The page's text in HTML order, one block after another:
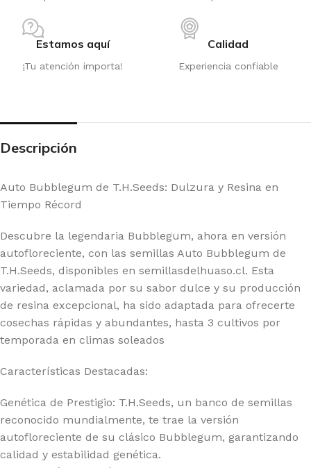
Estamos aquí
¡Tu atención importa!
Calidad
Experiencia confiable
Descripción
Auto Bubblegum de T.H.Seeds: Dulzura y Resina en
Tiempo Récord
Descubre la legendaria Bubblegum, ahora en versión
autofloreciente, con las semillas Auto Bubblegum de
T.H.Seeds, disponibles en semillasdelhuaso.cl. Esta
variedad, aclamada por su sabor dulce y su producción
de resina excepcional, ha sido adaptada para ofrecerte
cosechas rápidas y abundantes, hasta 3 cultivos por
temporada en climas soleados
Características Destacadas:
Genética de Prestigio: T.H.Seeds, un banco de semillas
reconocido mundialmente, te trae la versión
autofloreciente de su clásico Bubblegum, garantizando
calidad y estabilidad genética.